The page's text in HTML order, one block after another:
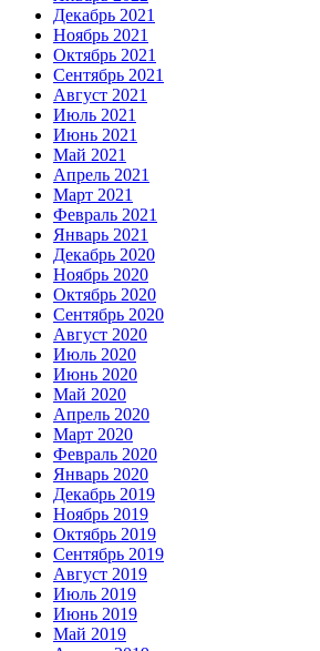
Декабрь 2021
Ноябрь 2021
Октябрь 2021
Сентябрь 2021
Август 2021
Июль 2021
Июнь 2021
Май 2021
Апрель 2021
Март 2021
Февраль 2021
Январь 2021
Декабрь 2020
Ноябрь 2020
Октябрь 2020
Сентябрь 2020
Август 2020
Июль 2020
Июнь 2020
Май 2020
Апрель 2020
Март 2020
Февраль 2020
Январь 2020
Декабрь 2019
Ноябрь 2019
Октябрь 2019
Сентябрь 2019
Август 2019
Июль 2019
Июнь 2019
Май 2019